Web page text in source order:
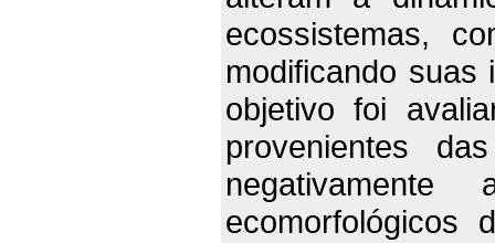
ecossistemas,
modificando suas
objetivo foi
provenientes
ecomorfológicos